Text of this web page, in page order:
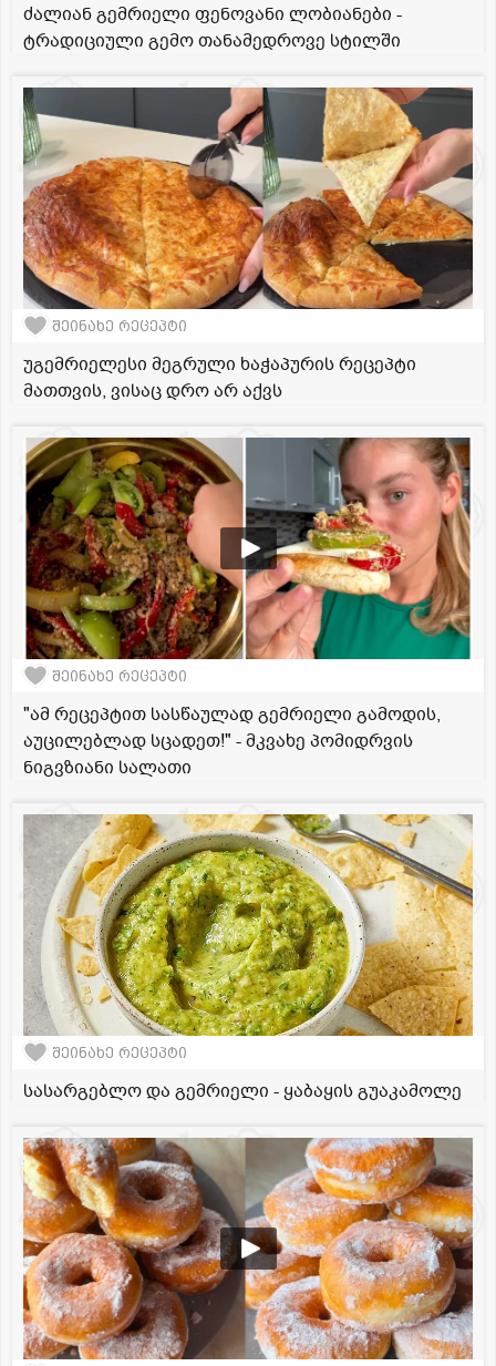
ძალიან გემრიელი ფენოვანი ლობიანები -
ტრადიციული გემო თანამედროვე სტილში
შეინახე რეცეპტი
უგემრიელესი მეგრული ხაჭაპურის რეცეპტი
მათთვის, ვისაც დრო არ აქვს
შეინახე რეცეპტი
"ამ რეცეპტით სასწაულად გემრიელი გამოდის,
აუცილებლად სცადეთ!" - მკვახე პომიდრვის
ნიგვზიანი სალათი
შეინახე რეცეპტი
სასარგებლო და გემრიელი - ყაბაყის გუაკამოლე